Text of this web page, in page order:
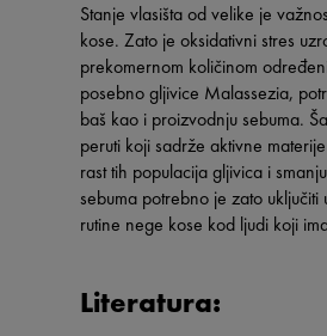
Stanje vlasišta od velike je
kose. Zato je oksidativni stres
prekomernom količinom
posebno gljivice Malassezia,
baš kao i proizvodnju sebuma.
peruti koji sadrže aktivne
rast tih populacija gljivica i
sebuma potrebno je zato uključiti
rutine nege kose kod ljudi koji
Literatura: